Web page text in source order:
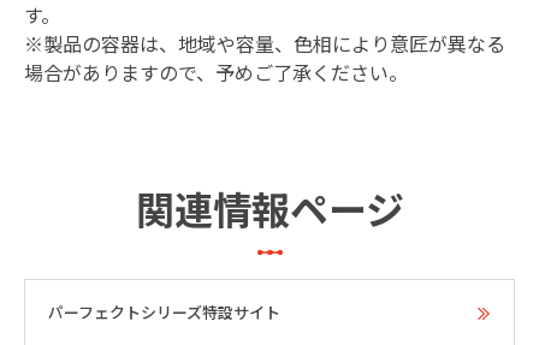
す。
※製品の容器は、地域や容量、色相により意匠が異なる
場合がありますので、予めご了承ください。
関連情報ページ
パーフェクトシリーズ特設サイト